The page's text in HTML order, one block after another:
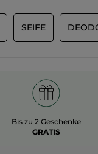
SEIFE
Bis zu 2 Geschenke
GRATIS